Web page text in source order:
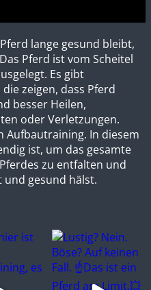
lange gesund bleibt,
Pferd ist vom Scheitel
Es gibt
zeigen, dass Pferd
besser Heilen,
oder Verletzungen.
Aufbautraining. In diesem
ist, um das gesamte
zu entfalten und
und gesund hälst.